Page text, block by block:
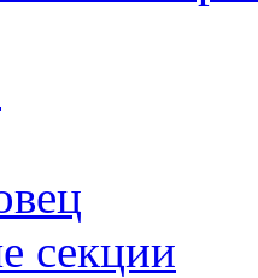
секции